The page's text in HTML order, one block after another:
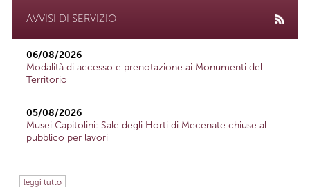
AVVISI DI SERVIZIO
06/08/2026
Modalità di accesso e prenotazione ai Monumenti del
Territorio
05/08/2026
Musei Capitolini: Sale degli Horti di Mecenate chiuse al
pubblico per lavori
leggi tutto